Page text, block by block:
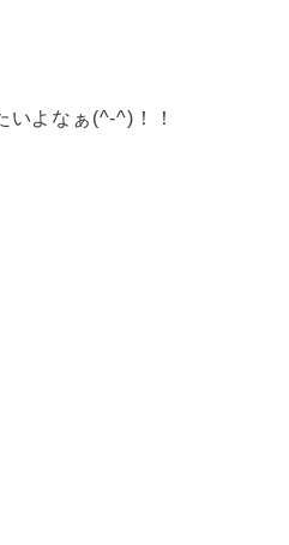
いよなぁ(^-^)！！